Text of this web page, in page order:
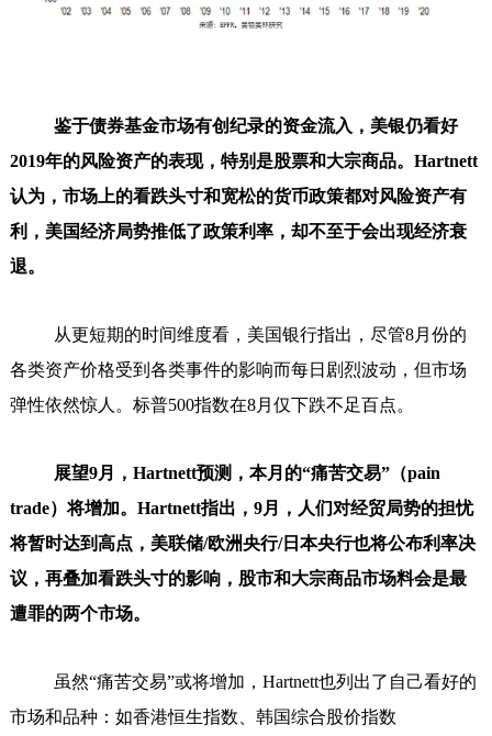
鉴于债券基金市场有创纪录的资金流入，美银仍看好
2019年的风险资产的表现，特别是股票和大宗商品。Hartnett
认为，市场上的看跌头寸和宽松的货币政策都对风险资产有
利，美国经济局势推低了政策利率，却不至于会出现经济衰
退。
从更短期的时间维度看，美国银行指出，尽管8月份的
各类资产价格受到各类事件的影响而每日剧烈波动，但市场
弹性依然惊人。标普500指数在8月仅下跌不足百点。
展望9月，Hartnett预测，本月的“痛苦交易”（pain
trade）将增加。Hartnett指出，9月，人们对经贸局势的担忧
将暂时达到高点，美联储/欧洲央行/日本央行也将公布利率决
议，再叠加看跌头寸的影响，股市和大宗商品市场料会是最
遭罪的两个市场。
虽然“痛苦交易”或将增加，Hartnett也列出了自己看好的
市场和品种：如香港恒生指数、韩国综合股价指数